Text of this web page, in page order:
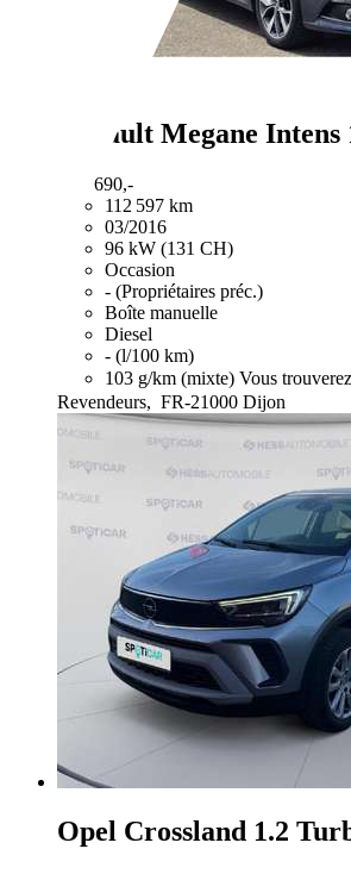
Renault Megane Intens
€ 11 690,-
112 597 km
03/2016
96 kW (131 CH)
Occasion
- (Propriétaires préc.)
Boîte manuelle
Diesel
- (l/100 km)
103 g/km (mixte) Vous
Revendeurs, FR-21000 Dijon
Opel Crossland 1.2